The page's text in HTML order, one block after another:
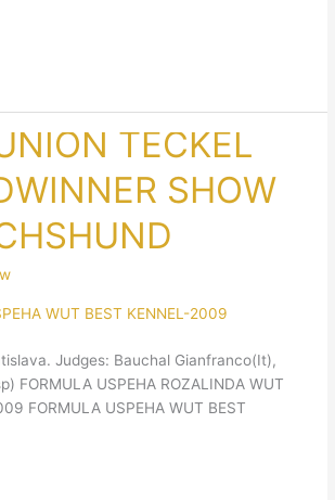
TECKEL
SHOW
Judges: Bauchal Gianfranco(It),
FORMULA USPEHA ROZALINDA WUT
FORMULA USPEHA WUT BEST